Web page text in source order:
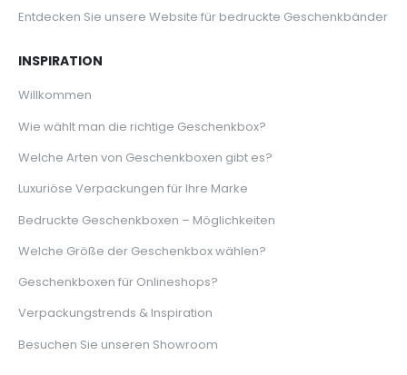
Entdecken Sie unsere Website für bedruckte Geschenkbänder
INSPIRATION
Willkommen
Wie wählt man die richtige Geschenkbox?
Welche Arten von Geschenkboxen gibt es?
Luxuriöse Verpackungen für Ihre Marke
Bedruckte Geschenkboxen – Möglichkeiten
Welche Größe der Geschenkbox wählen?
Geschenkboxen für Onlineshops?
Verpackungstrends & Inspiration
Besuchen Sie unseren Showroom